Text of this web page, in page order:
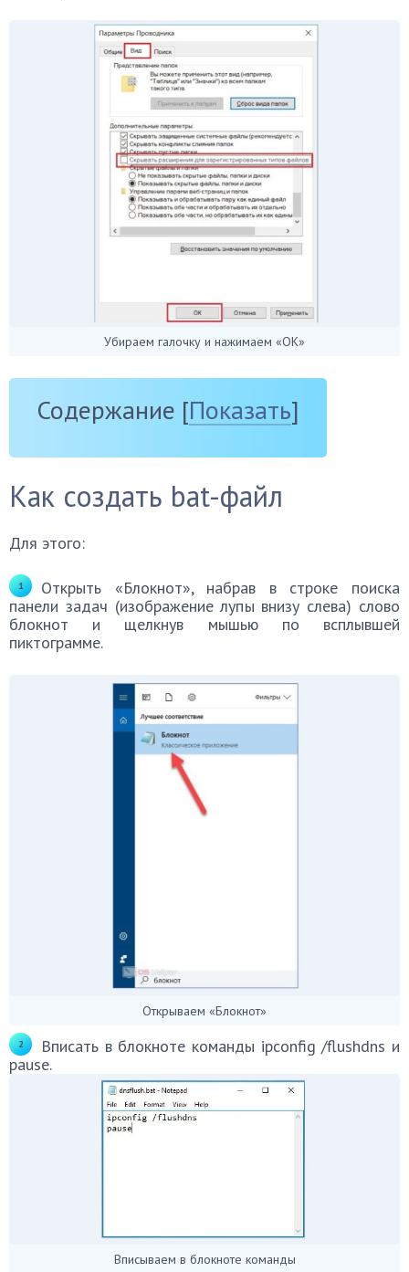
Убираем галочку и нажимаем «ОК»
Содержание [Показать]
Как создать bat-файл
Для этого:
Открыть «Блокнот», набрав в строке поиска
панели задач (изображение лупы внизу слева) слово
блокнот и щелкнув мышью по всплывшей
пиктограмме.
Открываем «Блокнот»
Вписать в блокноте команды ipconfig /flushdns и
pause.
Вписываем в блокноте команды